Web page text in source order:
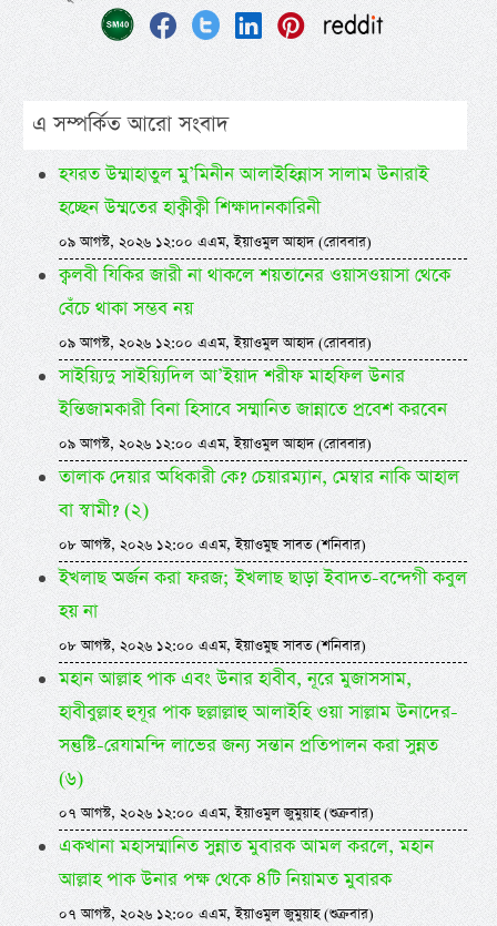
এ সম্পর্কিত আরো সংবাদ
হযরত উম্মাহাতুল মু’মিনীন আলাইহিন্নাস সালাম উনারাই
হচ্ছেন উম্মতের হাক্বীক্বী শিক্ষাদানকারিনী
০৯ আগস্ট, ২০২৬ ১২:০০ এএম, ইয়াওমুল আহাদ (রোববার)
ক্বলবী যিকির জারী না থাকলে শয়তানের ওয়াসওয়াসা থেকে
বেঁচে থাকা সম্ভব নয়
০৯ আগস্ট, ২০২৬ ১২:০০ এএম, ইয়াওমুল আহাদ (রোববার)
সাইয়্যিদু সাইয়্যিদিল আ’ইয়াদ শরীফ মাহফিল উনার
ইন্তিজামকারী বিনা হিসাবে সম্মানিত জান্নাতে প্রবেশ করবেন
০৯ আগস্ট, ২০২৬ ১২:০০ এএম, ইয়াওমুল আহাদ (রোববার)
তালাক দেয়ার অধিকারী কে? চেয়ারম্যান, মেম্বার নাকি আহাল
বা স্বামী? (২)
০৮ আগস্ট, ২০২৬ ১২:০০ এএম, ইয়াওমুছ সাবত (শনিবার)
ইখলাছ অর্জন করা ফরজ; ইখলাছ ছাড়া ইবাদত-বন্দেগী কবুল
হয় না
০৮ আগস্ট, ২০২৬ ১২:০০ এএম, ইয়াওমুছ সাবত (শনিবার)
মহান আল্লাহ পাক এবং উনার হাবীব, নূরে মুজাসসাম,
হাবীবুল্লাহ হুযূর পাক ছল্লাল্লাহু আলাইহি ওয়া সাল্লাম উনাদের-
সন্তুষ্টি-রেযামন্দি লাভের জন্য সন্তান প্রতিপালন করা সুন্নত
(৬)
০৭ আগস্ট, ২০২৬ ১২:০০ এএম, ইয়াওমুল জুমুয়াহ (শুক্রবার)
একখানা মহাসম্মানিত সুন্নাত মুবারক আমল করলে, মহান
আল্লাহ পাক উনার পক্ষ থেকে ৪টি নিয়ামত মুবারক
০৭ আগস্ট, ২০২৬ ১২:০০ এএম, ইয়াওমুল জুমুয়াহ (শুক্রবার)